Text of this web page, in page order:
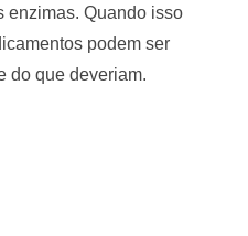
enzimas. Quando isso
podem ser
do que deveriam.